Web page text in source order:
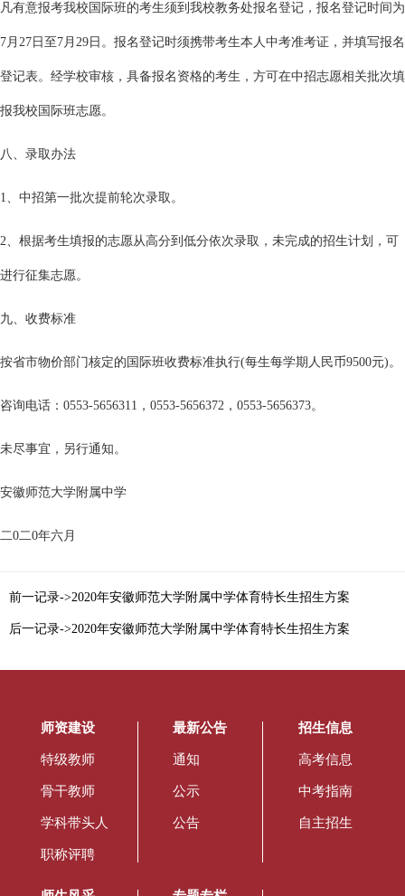
凡有意报考我校国际班的考生须到我校教务处报名登记，报名登记时间为
7月27日至7月29日。报名登记时须携带考生本人中考准考证，并填写报名
登记表。经学校审核，具备报名资格的考生，方可在中招志愿相关批次填
报我校国际班志愿。
八、录取办法
1、中招第一批次提前轮次录取。
2、根据考生填报的志愿从高分到低分依次录取，未完成的招生计划，可
进行征集志愿。
九、收费标准
按省市物价部门核定的国际班收费标准执行(每生每学期人民币9500元)。
咨询电话：0553-5656311，0553-5656372，0553-5656373。
未尽事宜，另行通知。
安徽师范大学附属中学
二0二0年六月
前一记录->2020年安徽师范大学附属中学体育特长生招生方案
后一记录->2020年安徽师范大学附属中学体育特长生招生方案
师资建设
特级教师
骨干教师
学科带头人
职称评聘
最新公告
通知
公示
公告
招生信息
高考信息
中考指南
自主招生